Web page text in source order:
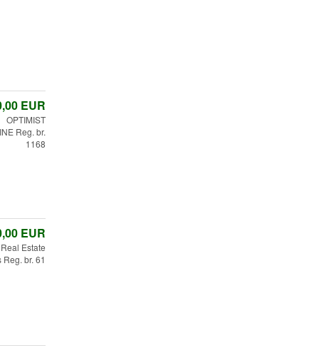
EUR
OPTIMIST
Reg. br.
1168
EUR
Estate
Reg. br. 61